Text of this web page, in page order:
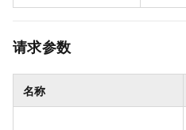
请求参数
名称